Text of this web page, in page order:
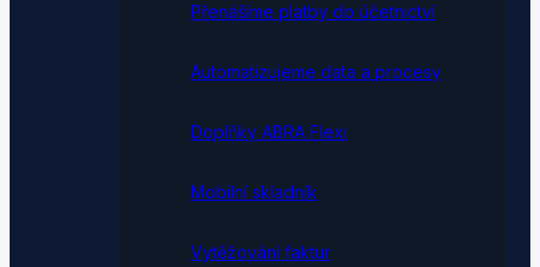
Přenášíme platby do účetnictví
Automatizujeme data a procesy
Doplňky ABRA Flexi
Mobilní skladník
Vytěžování faktur